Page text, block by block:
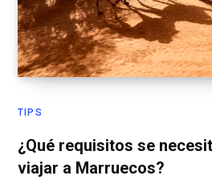
TIPS
¿Qué requisitos se
viajar a Marruecos?